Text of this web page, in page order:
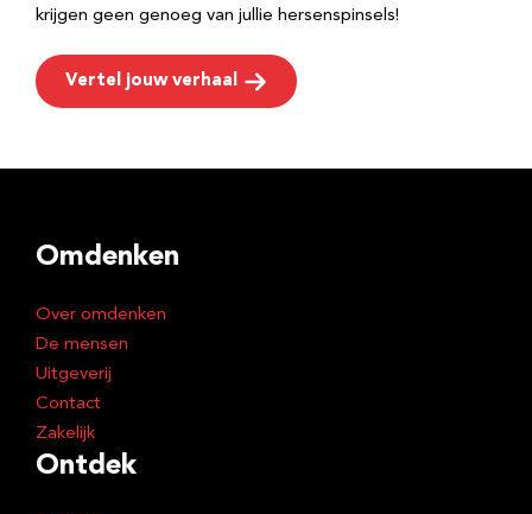
krijgen geen genoeg van jullie hersenspinsels!
Vertel jouw verhaal
Omdenken
Over omdenken
De mensen
Uitgeverij
Contact
Zakelijk
Ontdek